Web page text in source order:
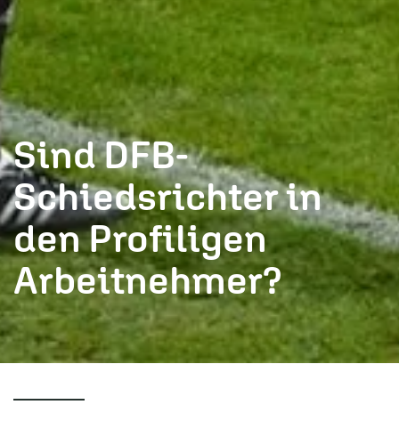
Sind DFB-
Schiedsrichter in
den Profiligen
Arbeitnehmer?